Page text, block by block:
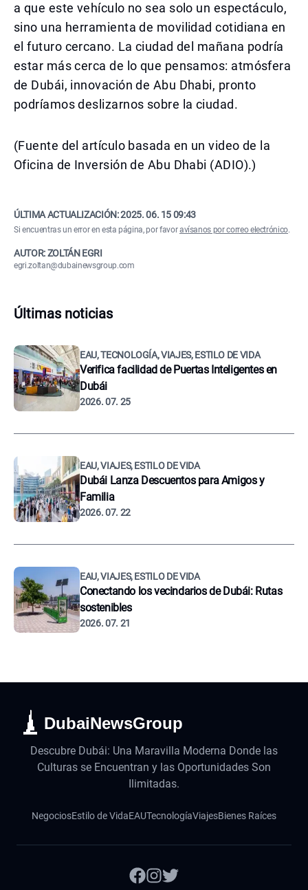
a que este vehículo no sea solo un espectáculo,
sino una herramienta de movilidad cotidiana en
el futuro cercano. La ciudad del mañana podría
estar más cerca de lo que pensamos: atmósfera
de Dubái, innovación de Abu Dhabi, pronto
podríamos deslizarnos sobre la ciudad.
(Fuente del artículo basada en un video de la
Oficina de Inversión de Abu Dhabi (ADIO).)
ÚLTIMA ACTUALIZACIÓN:2025. 06. 15 09:43
Si encuentras un error en esta página, por favoravísanos por correo electrónico.
AUTOR: ZOLTÁN EGRI
egri.zoltan@dubainewsgroup.com
Últimas noticias
EAU, TECNOLOGÍA, VIAJES, ESTILO DE VIDA
Verifica facilidad de Puertas Inteligentes en
Dubái
2026. 07. 25
EAU, VIAJES, ESTILO DE VIDA
Dubái Lanza Descuentos para Amigos y
Familia
2026. 07. 22
EAU, VIAJES, ESTILO DE VIDA
Conectando los vecindarios de Dubái: Rutas
sostenibles
2026. 07. 21
DubaiNewsGroup
Descubre Dubái: Una Maravilla Moderna Donde las
Culturas se Encuentran y las Oportunidades Son
Ilimitadas.
NegociosEstilo de VidaEAUTecnologíaViajesBienes Raíces